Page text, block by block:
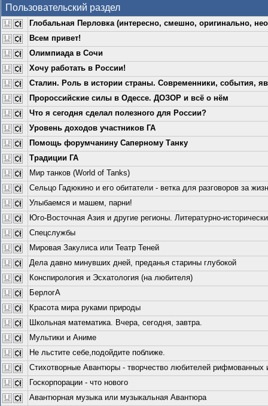
Пользовательский раздел
Глобальная Перловка (интересно, смешно, оригинально,
Всем привет!
Олимпиада в Сочи
Хочу работать в России!
Сталин. Роль в истории страны. Современники, события,
Пророссийские силы в Одессе. ДОЗОР и всё о нём
Что я сегодня сделал полезного для России?
Уровень доходов участников ГА
Помощь форумчанину Саперному Танку
Традиции ГА
Мир танков (World of Tanks)
Сельцо Гадюкино и его обитатели - ветка для разговоров за
Улыбаемся и машем, парни!
Юго-Восточная Азия и другие регионы. Литературно-
Спецслужбы
Мировая Закулиса или Театр Теней
Дела давно минувших дней, преданья старины глубокой
Конспирология и Эсхатология (на любителя)
БерлогА
Красота мира руками природы
Школьная математика. Вчера, сегодня, завтра.
Мультики и Аниме
Не льстите себе,подойдите поближе.
Стихотворные Авантюры - творчество любителей рифмованных
Госкорпорации - что нового
Авантюрная музыка или музыкальная Авантюра